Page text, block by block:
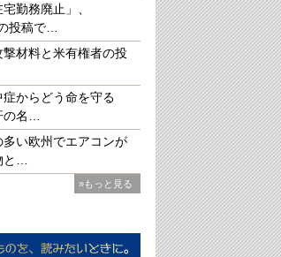
勤務廃止」、
投稿で…
材料と米有権者の投
症からどう命を守る
名…
い欧州でエアコンが
…
»もっと見る